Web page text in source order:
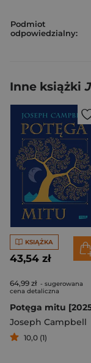
Podmiot
odpowiedzialny:
Inne książki
KSIĄŻKA
43,54 zł
64,99 zł - sugerowana
cena detaliczna
Potęga mitu
Joseph Campbell
10,0 (1)